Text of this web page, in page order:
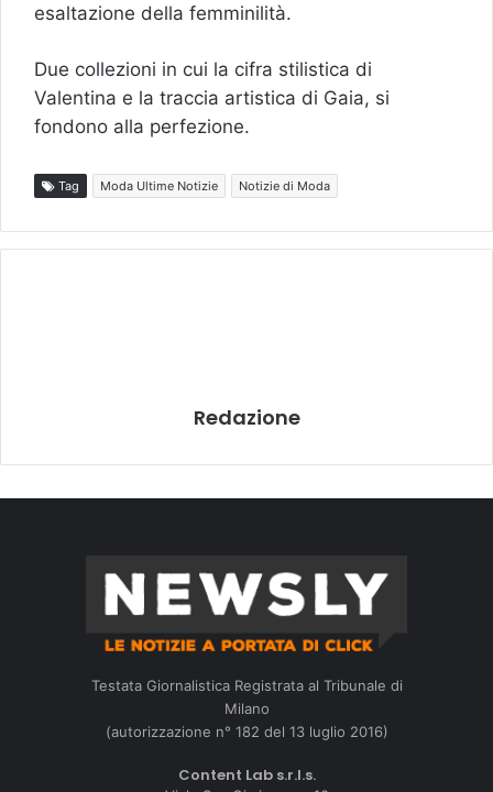
esaltazione della femminilità.
Due collezioni in cui la cifra stilistica di
Valentina e la traccia artistica di Gaia, si
fondono alla perfezione.
Tag Moda Ultime Notizie Notizie di Moda
Redazione
Testata Giornalistica Registrata al Tribunale di
Milano
(autorizzazione n° 182 del 13 luglio 2016)
Content Lab s.r.l.s.